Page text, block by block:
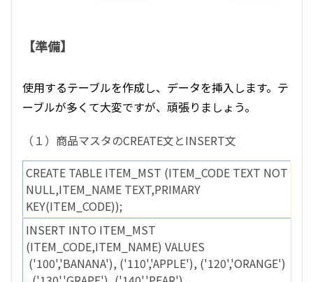
【準備】
使用するテーブルを作成し、データを挿入します。テ
ーブルが多くて大変ですが、頑張りましょう。
（１）商品マスタのCREATE文とINSERT文
CREATE TABLE ITEM_MST (ITEM_CODE TEXT NOT
NULL,ITEM_NAME TEXT,PRIMARY
KEY(ITEM_CODE));
INSERT INTO ITEM_MST
(ITEM_CODE,ITEM_NAME) VALUES
('100','BANANA'), ('110','APPLE'), ('120','ORANGE')